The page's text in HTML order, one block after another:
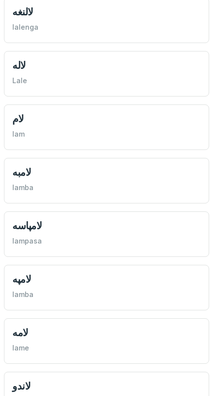
لالنغه
lalenga
لاله
Lale
لام
lam
لامبه
lamba
لامپاسه
lampasa
لامپه
lamba
لامه
lame
لاندو